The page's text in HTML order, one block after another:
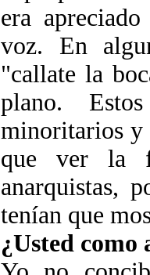
era
voz. En
"callate la
plano.
minoritarios y
que ver la
anarquistas,
tenían que
¿Usted como